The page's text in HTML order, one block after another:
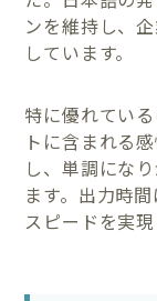
ンを維持し、
しています。
特に優れてい
トに含まれる
し、単調にな
ます。出力時
スピードを実現